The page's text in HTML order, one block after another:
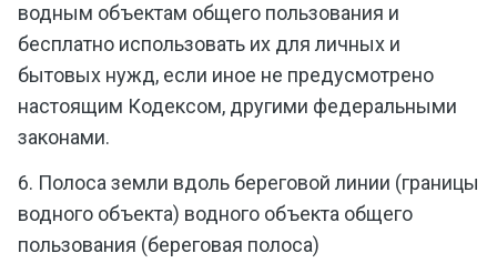
водным объектам общего пользования и
бесплатно использовать их для личных и
бытовых нужд, если иное не предусмотрено
настоящим Кодексом, другими федеральными
законами.
6. Полоса земли вдоль береговой линии (границы
водного объекта) водного объекта общего
пользования (береговая полоса)